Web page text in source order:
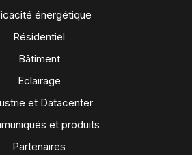
énergétique
Résidentiel
Bâtiment
Eclairage
et Datacenter
et produits
Partenaires